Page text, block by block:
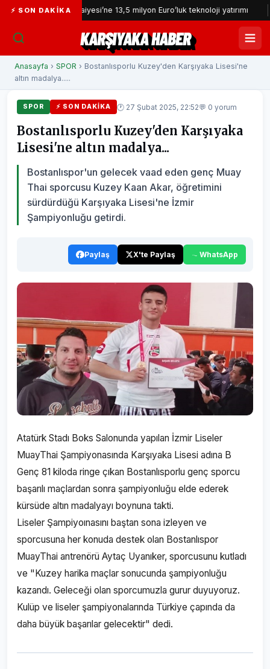
⚡ SON DAKIKA
İzmir İtfaiyesi’ne 13,5 milyon Euro’luk teknoloji yatırımı İzmir
KARŞIYAKA HABER
Anasayfa › SPOR › Bostanlısporlu Kuzey'den Karşıyaka Lisesi'ne
altın madalya.....
SPOR ⚡ SON DAKIKA 🕐 27 Şubat 2025, 22:52💬 0 yorum
Bostanlısporlu Kuzey'den Karşıyaka
Lisesi'ne altın madalya...
Bostanlıspor'un gelecek vaad eden genç Muay
Thai sporcusu Kuzey Kaan Akar, öğretimini
sürdürdüğü Karşıyaka Lisesi'ne İzmir
Şampiyonluğu getirdi.
Paylaş X'te Paylaş WhatsApp
Atatürk Stadı Boks Salonunda yapılan İzmir Liseler
MuayThai Şampiyonasında Karşıyaka Lisesi adına B
Genç 81 kiloda ringe çıkan Bostanlısporlu genç sporcu
başarılı maçlardan sonra şampiyonluğu elde ederek
kürsüde altın madalyayı boynuna takti.
Liseler Şampiyoınasını baştan sona izleyen ve
sporcusuna her konuda destek olan Bostanlıspor
MuayThai antrenörü Aytaç Uyanıker, sporcusunu kutladı
ve "Kuzey harika maçlar sonucunda şampiyonluğu
kazandı. Geleceği olan sporcumuzla gurur duyuyoruz.
Kulüp ve liseler şampiyonalarında Türkiye çapında da
daha büyük başarılar gelecektir" dedi.